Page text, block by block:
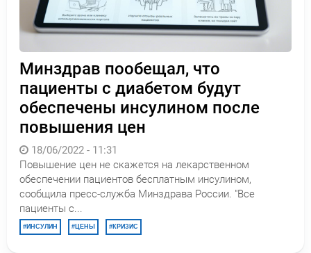
Минздрав пообещал, что
пациенты с диабетом будут
обеспечены инсулином после
повышения цен
18/06/2022 - 11:31
Повышение цен не скажется на лекарственном
обеспечении пациентов бесплатным инсулином,
сообщила пресс-служба Минздрава России. "Все
пациенты с...
ИНСУЛИН ЦЕНЫ КРИЗИС